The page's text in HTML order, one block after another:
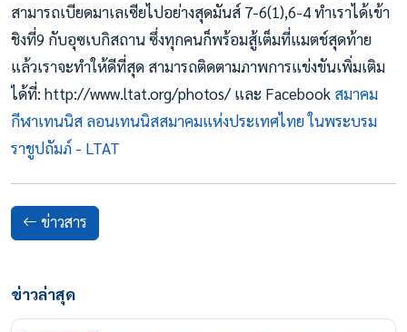
สามารถเบียดมาเลเซียไปอย่างสุดมันส์ 7-6(1),6-4 ทำเราได้เข้า
ชิงที่9 กับอุซเบกิสถาน ซึ่งทุกคนก็พร้อมสู้เต็มที่แมตช์สุดท้าย
แล้วเราจะทำให้ดีที่สุด สามารถติดตามภาพการแข่งขันเพิ่มเติม
ได้ที่: http://www.ltat.org/photos/ และ Facebook สมาคม
กีฬาเทนนิส ลอนเทนนิสสมาคมแห่งประเทศไทย ในพระบรม
ราชูปถัมภ์ - LTAT
ข่าวสาร
ข่าวล่าสุด